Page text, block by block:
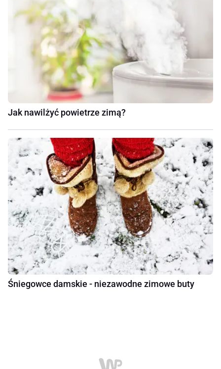
Jak nawilżyć powietrze zimą?
Śniegowce damskie - niezawodne zimowe buty